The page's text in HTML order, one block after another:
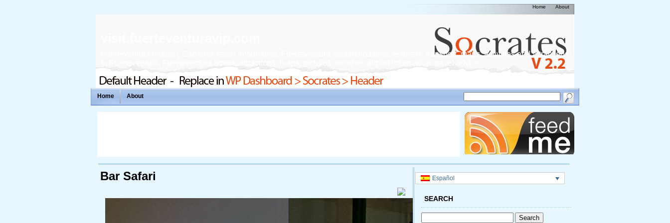
Home About
Fuerteventura tourism, Canarias travel information, Fuerteventura accommodation, festivals, transport, maps, activities and attractions
Home About
Bar Safari Español
SEARCH